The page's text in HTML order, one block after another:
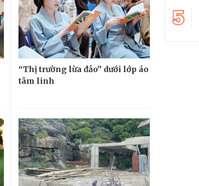
“Thị trường lừa đảo” dưới lớp áo
tâm linh
5